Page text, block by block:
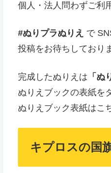
個人・法人問わずご利
#ぬりプラぬりえ で
投稿をお待ちしており
完成したぬりえは 「ぬ
ぬりえブックの表紙を
ぬりえブック表紙はこ
キプロスの国